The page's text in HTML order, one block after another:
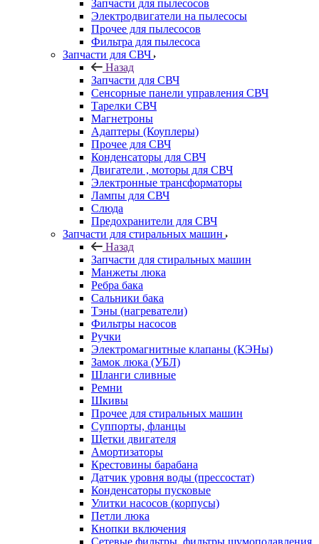
Запчасти для пылесосов
Электродвигатели на пылесосы
Прочее для пылесосов
Фильтра для пылесоса
Запчасти для СВЧ
Назад
Запчасти для СВЧ
Сенсорные панели управления СВЧ
Тарелки СВЧ
Магнетроны
Адаптеры (Коуплеры)
Прочее для СВЧ
Конденсаторы для СВЧ
Двигатели , моторы для СВЧ
Электронные трансформаторы
Лампы для СВЧ
Слюда
Предохранители для СВЧ
Запчасти для стиральных машин
Назад
Запчасти для стиральных машин
Манжеты люка
Ребра бака
Сальники бака
Тэны (нагреватели)
Фильтры насосов
Ручки
Электромагнитные клапаны (КЭНы)
Замок люка (УБЛ)
Шланги сливные
Ремни
Шкивы
Прочее для стиральных машин
Суппорты, фланцы
Щетки двигателя
Амортизаторы
Крестовины барабана
Датчик уровня воды (прессостат)
Конденсаторы пусковые
Улитки насосов (корпусы)
Петли люка
Кнопки включения
Сетевые фильтры, фильтры шумоподавления